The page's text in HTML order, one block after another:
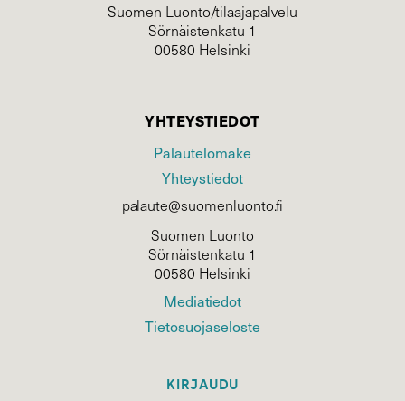
Suomen Luonto/tilaajapalvelu
Sörnäistenkatu 1
00580 Helsinki
YHTEYSTIEDOT
Palautelomake
Yhteystiedot
palaute@suomenluonto.fi
Suomen Luonto
Sörnäistenkatu 1
00580 Helsinki
Mediatiedot
Tietosuojaseloste
KIRJAUDU